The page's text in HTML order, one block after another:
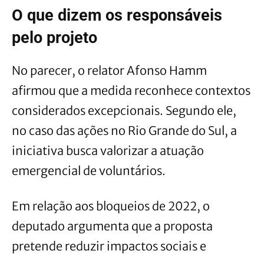
O que dizem os responsáveis
pelo projeto
No parecer, o relator Afonso Hamm
afirmou que a medida reconhece contextos
considerados excepcionais. Segundo ele,
no caso das ações no Rio Grande do Sul, a
iniciativa busca valorizar a atuação
emergencial de voluntários.
Em relação aos bloqueios de 2022, o
deputado argumenta que a proposta
pretende reduzir impactos sociais e